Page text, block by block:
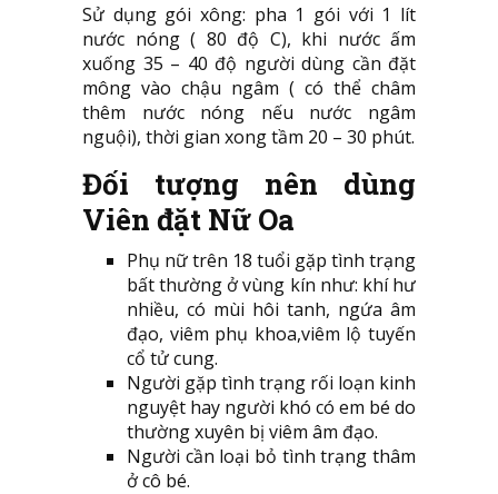
Sử dụng gói xông: pha 1 gói với 1 lít
nước nóng ( 80 độ C), khi nước ấm
xuống 35 – 40 độ người dùng cần đặt
mông vào chậu ngâm ( có thể châm
thêm nước nóng nếu nước ngâm
nguội), thời gian xong tầm 20 – 30 phút.
Đối tượng nên dùng
Viên đặt Nữ Oa
Phụ nữ trên 18 tuổi gặp tình trạng
bất thường ở vùng kín như: khí hư
nhiều, có mùi hôi tanh, ngứa âm
đạo, viêm phụ khoa,viêm lộ tuyến
cổ tử cung.
Người gặp tình trạng rối loạn kinh
nguyệt hay người khó có em bé do
thường xuyên bị viêm âm đạo.
Người cần loại bỏ tình trạng thâm
ở cô bé.